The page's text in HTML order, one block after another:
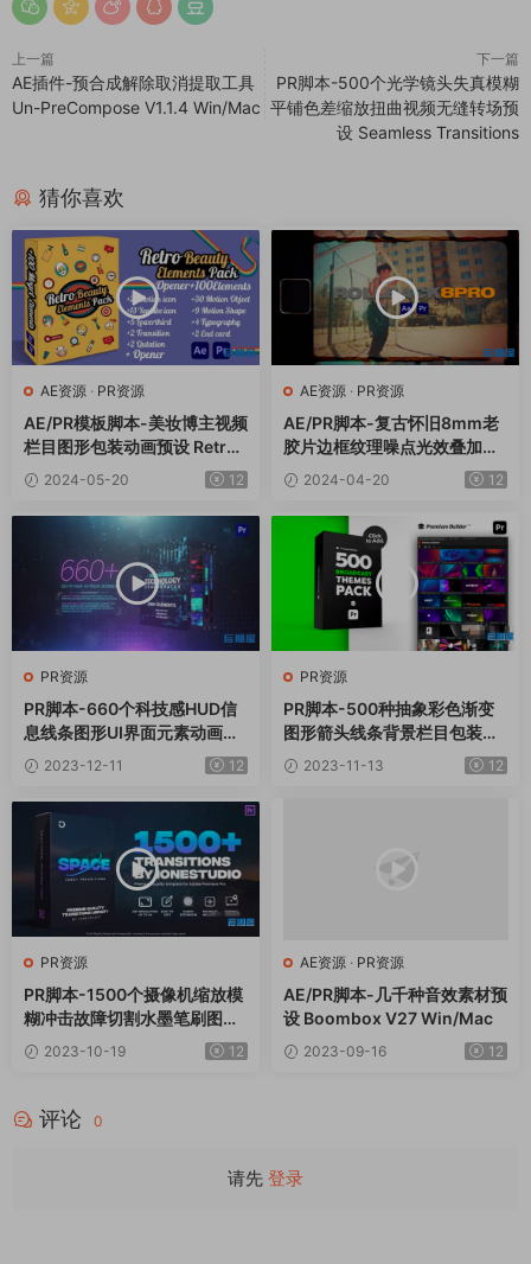
上一篇
AE插件-预合成解除取消提取工具
Un-PreCompose V1.1.4 Win/Mac
下一篇
PR脚本-500个光学镜头失真模糊
平铺色差缩放扭曲视频无缝转场预
设 Seamless Transitions
猜你喜欢
AE资源 · PR资源
AE/PR模板脚本-美妆博主视频
栏目图形包装动画预设 Retro
Beauty Elements Pack
2024-05-20 12
AE资源 · PR资源
AE/PR脚本-复古怀旧8mm老
胶片边框纹理噪点光效叠加效
果 ROLLBACK8 Pro
2024-04-20 12
PR资源
PR脚本-660个科技感HUD信
息线条图形UI界面元素动画预
设 V2.5
2023-12-11 12
PR资源
PR脚本-500种抽象彩色渐变
图形箭头线条背景栏目包装动
画预设 Broadcast Themes P
ack
2023-11-13 12
PR资源
PR脚本-1500个摄像机缩放模
糊冲击故障切割水墨笔刷图形
无缝视频转场预设 Transition
s
2023-10-19 12
AE资源 · PR资源
AE/PR脚本-几千种音效素材预
设 Boombox V27 Win/Mac
2023-09-16 12
评论 0
请先 登录